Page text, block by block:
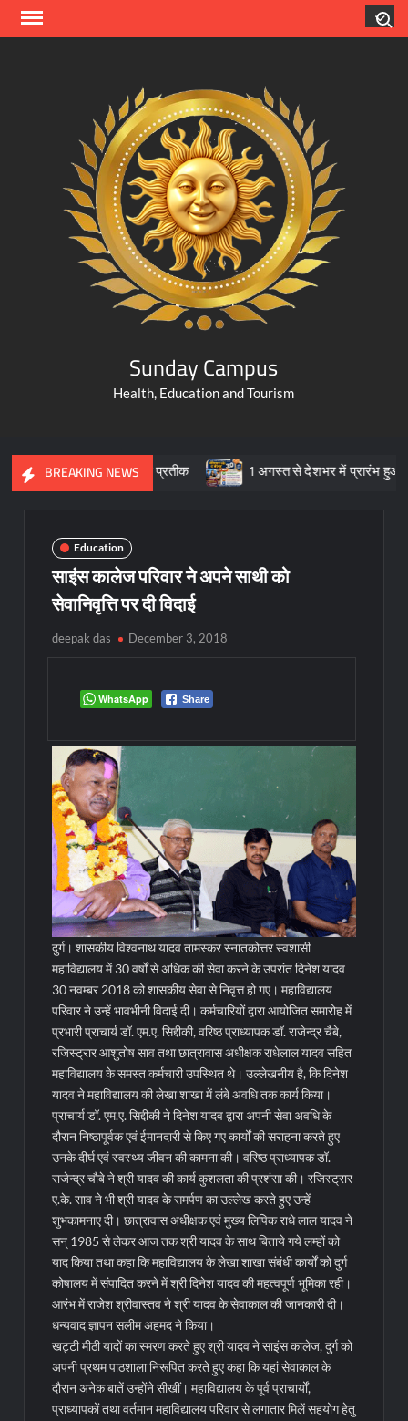
Skip
Sunday Campus
Health, Education and Tourism
BREAKING NEWS
विरासत का प्रतीक 1 अगस्त से देशभर में प्रारंभ हुआ ’मीडियेशन फॉर
Education
साइंस कालेज परिवार ने अपने साथी को
सेवानिवृत्ति पर दी विदाई
deepak das December 3, 2018
WhatsApp Share
दुर्ग। शासकीय विश्वनाथ यादव तामस्कर स्नातकोत्तर स्वशासी
महाविद्यालय में 30 वर्षों से अधिक की सेवा करने के उपरांत दिनेश यादव
30 नवम्बर 2018 को शासकीय सेवा से निवृत्त हो गए। महाविद्यालय
परिवार ने उन्हें भावभीनी विदाई दी। कर्मचारियों द्वारा आयोजित समारोह में
प्रभारी प्राचार्य डॉ. एम.ए. सिद्दीकी, वरिष्ठ प्राध्यापक डॉ. राजेन्द्र चैबे,
रजिस्ट्रार आशुतोष साव तथा छात्रावास अधीक्षक राधेलाल यादव सहित
महाविद्यालय के समस्त कर्मचारी उपस्थित थे। उल्लेखनीय है, कि दिनेश
यादव ने महाविद्यालय की लेखा शाखा में लंबे अवधि तक कार्य किया।
प्राचार्य डॉ. एम.ए. सिद्दीकी ने दिनेश यादव द्वारा अपनी सेवा अवधि के
दौरान निष्ठापूर्वक एवं ईमानदारी से किए गए कार्यों की सराहना करते हुए
उनके दीर्घ एवं स्वस्थ्य जीवन की कामना की। वरिष्ठ प्राध्यापक डॉ.
राजेन्द्र चौबे ने श्री यादव की कार्य कुशलता की प्रशंसा की। रजिस्ट्रार
ए.के. साव ने भी श्री यादव के समर्पण का उल्लेख करते हुए उन्हें
शुभकामनाए दी। छात्रावास अधीक्षक एवं मुख्य लिपिक राधे लाल यादव ने
सन् 1985 से लेकर आज तक श्री यादव के साथ बिताये गये लम्हों को
याद किया तथा कहा कि महाविद्यालय के लेखा शाखा संबंधी कार्यों को दुर्ग
कोषालय में संपादित करने में श्री दिनेश यादव की महत्वपूर्ण भूमिका रही।
आरंभ में राजेश श्रीवास्तव ने श्री यादव के सेवाकाल की जानकारी दी।
धन्यवाद ज्ञापन सलीम अहमद ने किया।
खट्टी मीठी यादों का स्मरण करते हुए श्री यादव ने साइंस कालेज, दुर्ग को
अपनी प्रथम पाठशाला निरूपित करते हुए कहा कि यहां सेवाकाल के
दौरान अनेक बातें उन्होंने सीखीं। महाविद्यालय के पूर्व प्राचार्यों,
प्राध्यापकों तथा वर्तमान महाविद्यालय परिवार से लगातार मिलें सहयोग हेतु